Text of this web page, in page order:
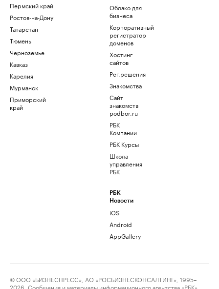
Пермский край
Ростов-на-Дону
Татарстан
Тюмень
Черноземье
Кавказ
Карелия
Мурманск
Приморский
край
Облако для
бизнеса
Корпоративный
регистратор
доменов
Хостинг
сайтов
Рег.решения
Знакомства
Сайт
знакомств
podbor.ru
РБК
Компании
РБК Курсы
Школа
управления
РБК
РБК
Новости
iOS
Android
AppGallery
© ООО «БИЗНЕСПРЕСС», АО «РОСБИЗНЕСКОНСАЛТИНГ», 1995–
2026. Сообщения и материалы информационного агентства «РБК»